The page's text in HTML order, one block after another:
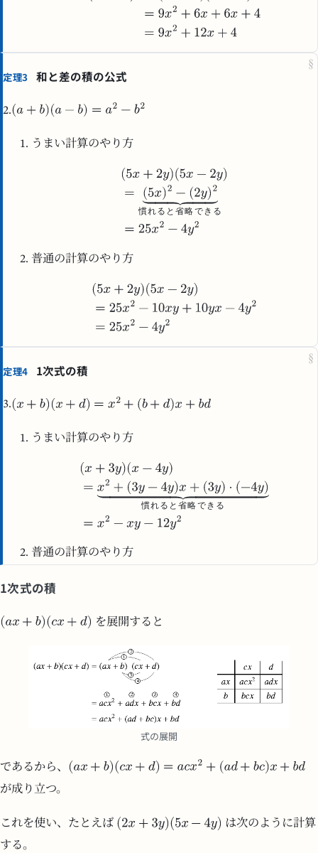
§
定理3 和と差の積の公式
2.
うまい計算のやり方
慣れる と 省略で き る
普通の計算のやり方
§
定理4 1次式の積
3.
うまい計算のやり方
慣れる と 省略で き る
普通の計算のやり方
1次式の積
を展開すると
式の展開
であるから、
が成り立つ。
これを使い、たとえば
は次のように計算
する。